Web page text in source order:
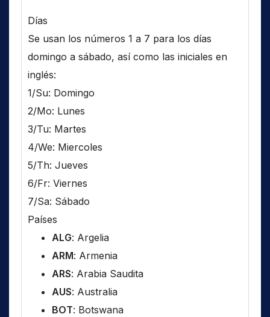
Días
Se usan los números 1 a 7 para los días
domingo a sábado, así como las iniciales en
inglés:
1/Su: Domingo
2/Mo: Lunes
3/Tu: Martes
4/We: Miercoles
5/Th: Jueves
6/Fr: Viernes
7/Sa: Sábado
Países
ALG: Argelia
ARM: Armenia
ARS: Arabia Saudita
AUS: Australia
BOT: Botswana